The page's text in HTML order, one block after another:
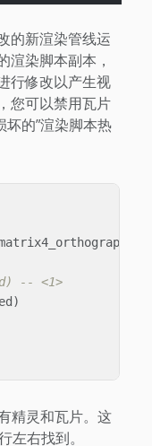
的新渲染管线运
渲染脚本副本，
行修改以产生视
您可以禁用瓦片
坏的”渲染脚本热
-- <1>
)
精灵和瓦片。这
左右找到。